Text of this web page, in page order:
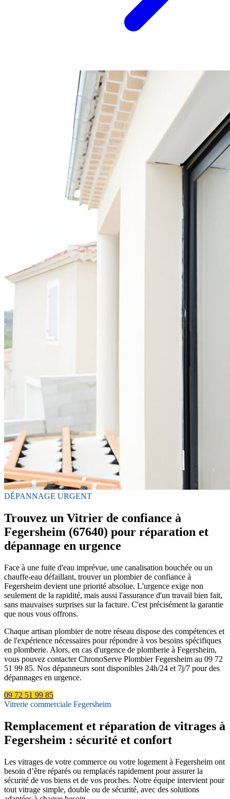
DÉPANNAGE URGENT
Trouvez un Vitrier de confiance à
Fegersheim (67640) pour réparation et
dépannage en urgence
Face à une fuite d'eau imprévue, une canalisation bouchée ou un
chauffe-eau défaillant, trouver un plombier de confiance à
Fegersheim devient une priorité absolue. L'urgence exige non
seulement de la rapidité, mais aussi l'assurance d'un travail bien fait,
sans mauvaises surprises sur la facture. C'est précisément la garantie
que nous vous offrons.
Chaque artisan plombier de notre réseau dispose des compétences et
de l'expérience nécessaires pour répondre à vos besoins spécifiques
en plomberie. Alors, en cas d'urgence de plomberie à Fegersheim,
vous pouvez contacter ChronoServe Plombier Fegersheim au 09 72
51 99 85. Nos dépanneurs sont disponibles 24h/24 et 7j/7 pour des
dépannages en urgence.
09 72 51 99 85
Vitrerie commerciale Fegersheim
Remplacement et réparation de vitrages à
Fegersheim : sécurité et confort
Les vitrages de votre commerce ou votre logement à Fegersheim ont
besoin d’être réparés ou remplacés rapidement pour assurer la
sécurité de vos biens et de vos proches. Notre équipe intervient pour
tout vitrage simple, double ou de sécurité, avec des solutions